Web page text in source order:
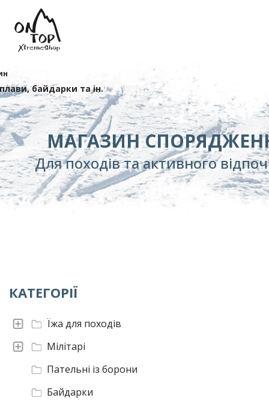
байдарки та ін.
МАГАЗИН
Для походів та активного
КАТЕГОРІЇ
Байдарки
Пательні із борони
Мілітарі
Їжа для походів